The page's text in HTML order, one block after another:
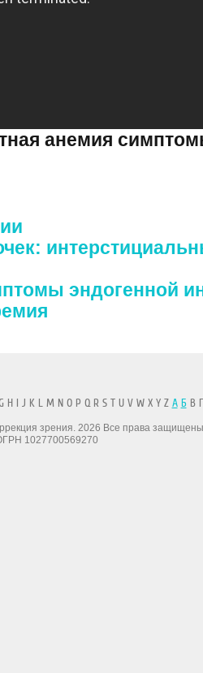
анемия
эндогенной
H I J K L M N O P Q R S T U V W X Y Z А БВ
зрения. 2026 Все права
1027700569270